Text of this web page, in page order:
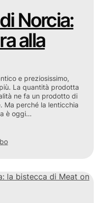
Norcia:
alla
e preziosissimo,
La quantità prodotta
ne fa un prodotto di
Ma perché la lenticchia
è oggi…